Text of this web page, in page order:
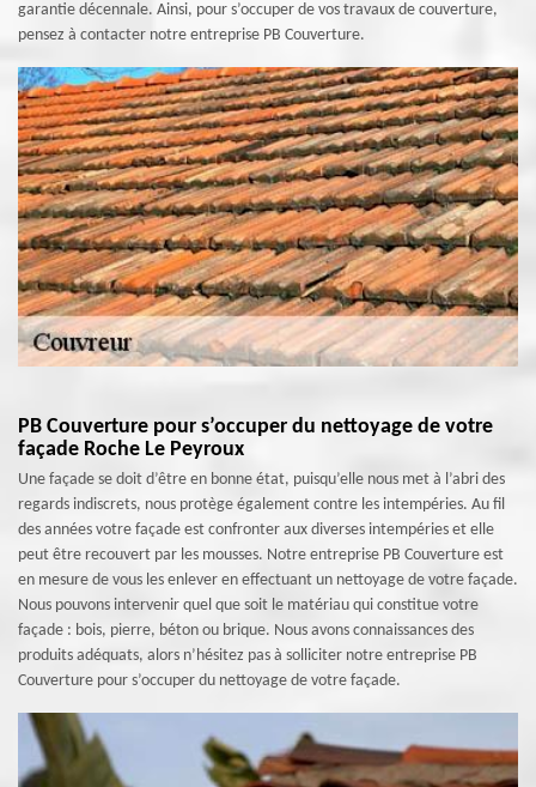
garantie décennale. Ainsi, pour s’occuper de vos travaux de couverture,
pensez à contacter notre entreprise PB Couverture.
PB Couverture pour s’occuper du nettoyage de votre
façade Roche Le Peyroux
Une façade se doit d’être en bonne état, puisqu’elle nous met à l’abri des
regards indiscrets, nous protège également contre les intempéries. Au fil
des années votre façade est confronter aux diverses intempéries et elle
peut être recouvert par les mousses. Notre entreprise PB Couverture est
en mesure de vous les enlever en effectuant un nettoyage de votre façade.
Nous pouvons intervenir quel que soit le matériau qui constitue votre
façade : bois, pierre, béton ou brique. Nous avons connaissances des
produits adéquats, alors n’hésitez pas à solliciter notre entreprise PB
Couverture pour s’occuper du nettoyage de votre façade.